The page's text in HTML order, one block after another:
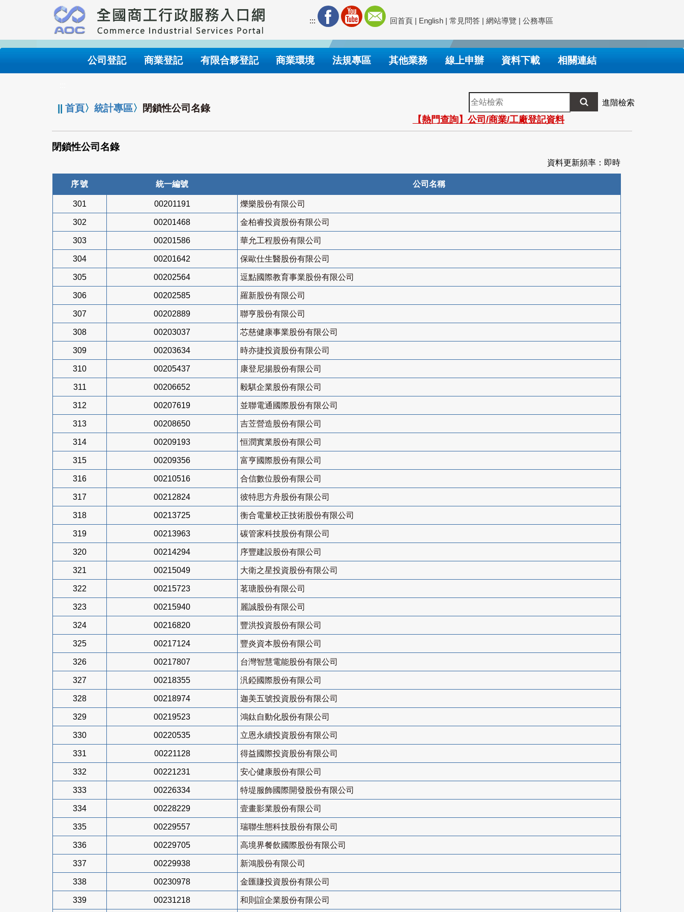
要
內
::: 回首頁 | English | 常見問答 | 網站導覽 | 公務專區
公司登記 商業登記 有限合夥登記 商業環境 法規專區 其他業務 線上申辦 資料下載 相關連結
||首頁〉統計專區〉 閉鎖性公司名錄
全
站
檢
索
進階檢索
【熱門查詢】公司/商業/工廠登記資料
閉鎖性公司名錄
資料更新頻率：即時
序號 統一編號 公司名稱
301 00201191 爍樂股份有限公司
302 00201468 金柏睿投資股份有限公司
303 00201586 華允工程股份有限公司
304 00201642 保歐仕生醫股份有限公司
305 00202564 逗點國際教育事業股份有限公司
306 00202585 羅新股份有限公司
307 00202889 聯亨股份有限公司
308 00203037 芯慈健康事業股份有限公司
309 00203634 時亦捷投資股份有限公司
310 00205437 康登尼揚股份有限公司
311 00206652 毅騏企業股份有限公司
312 00207619 並聯電通國際股份有限公司
313 00208650 吉苙營造股份有限公司
314 00209193 恒潤實業股份有限公司
315 00209356 富亨國際股份有限公司
316 00210516 合信數位股份有限公司
317 00212824 彼特思方舟股份有限公司
318 00213725 衡合電量校正技術股份有限公司
319 00213963 碳管家科技股份有限公司
320 00214294 序豐建設股份有限公司
321 00215049 大衛之星投資股份有限公司
322 00215723 茗瑭股份有限公司
323 00215940 麗誠股份有限公司
324 00216820 豐洪投資股份有限公司
325 00217124 豐炎資本股份有限公司
326 00217807 台灣智慧電能股份有限公司
327 00218355 汎錏國際股份有限公司
328 00218974 迦美五號投資股份有限公司
329 00219523 鴻鈦自動化股份有限公司
330 00220535 立恩永續投資股份有限公司
331 00221128 得益國際投資股份有限公司
332 00221231 安心健康股份有限公司
333 00226334 特堤服飾國際開發股份有限公司
334 00228229 壹畫影業股份有限公司
335 00229557 瑞聯生態科技股份有限公司
336 00229705 高境界餐飲國際股份有限公司
337 00229938 新鴻股份有限公司
338 00230978 金匯賺投資股份有限公司
339 00231218 和則誼企業股份有限公司